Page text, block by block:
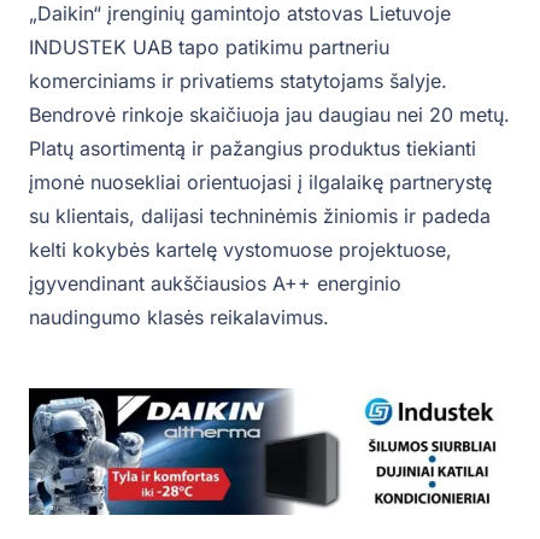
„Daikin“ įrenginių gamintojo atstovas Lietuvoje
INDUSTEK UAB tapo patikimu partneriu
komerciniams ir privatiems statytojams šalyje.
Bendrovė rinkoje skaičiuoja jau daugiau nei 20 metų.
Platų asortimentą ir pažangius produktus tiekianti
įmonė nuosekliai orientuojasi į ilgalaikę partnerystę
su klientais, dalijasi techninėmis žiniomis ir padeda
kelti kokybės kartelę vystomuose projektuose,
įgyvendinant aukščiausios A++ energinio
naudingumo klasės reikalavimus.